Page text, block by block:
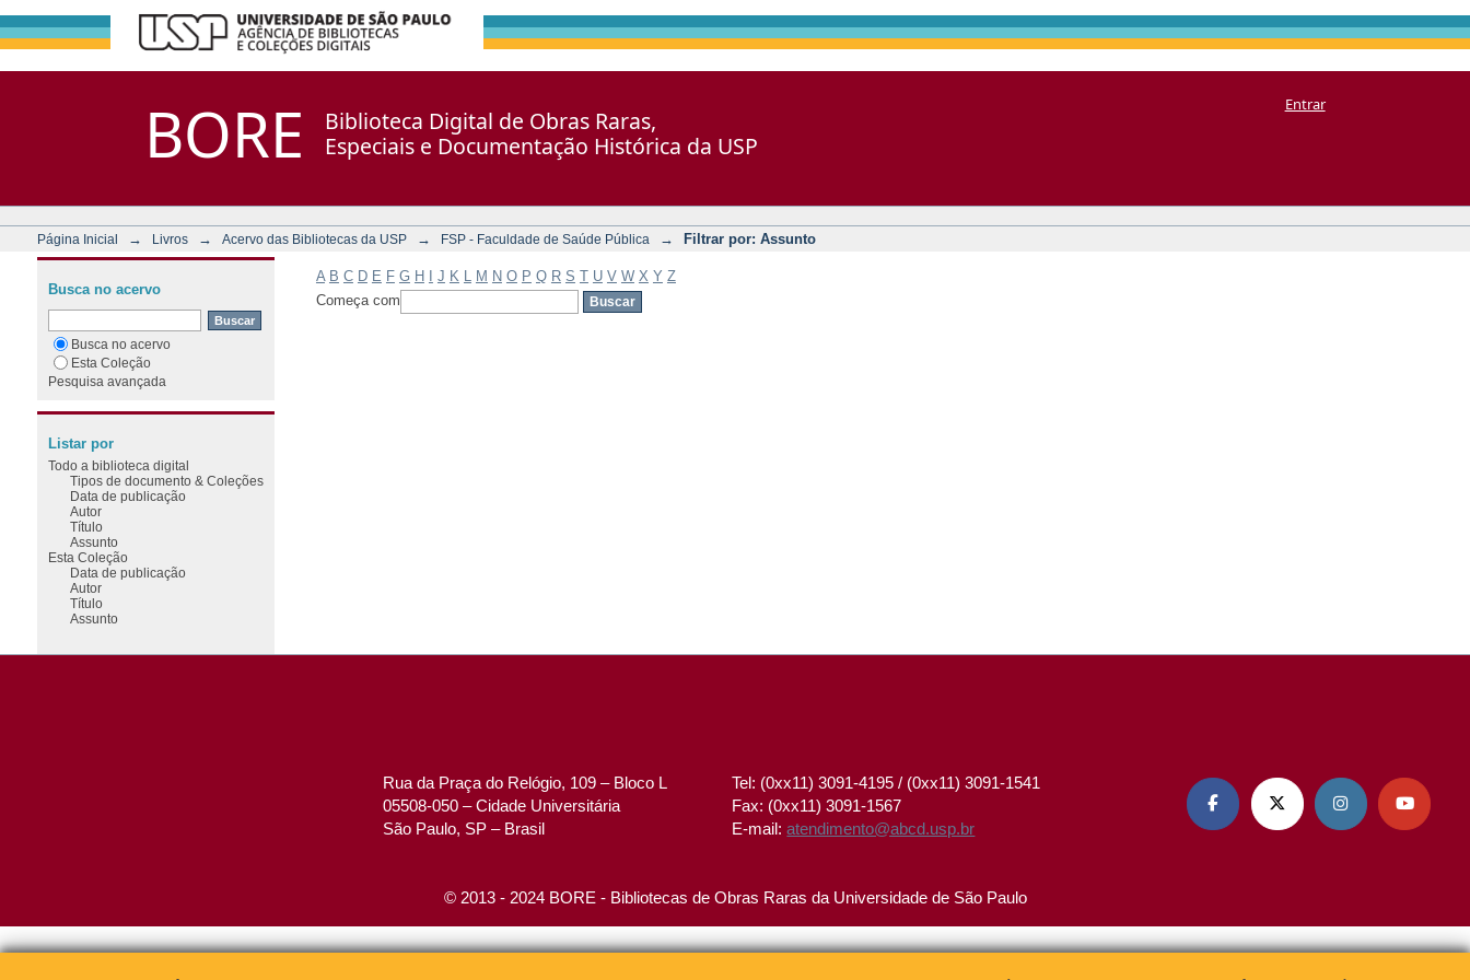
BORE
Biblioteca Digital de Obras Raras,
Especiais e Documentação Histórica da USP
Entrar
Página Inicial → Livros → Acervo das Bibliotecas da USP → FSP - Faculdade de Saúde Pública → Filtrar por: Assunto
A B C D E F G H J K M N O P Q R S T U V W X Y Z
Começa com
Busca no acervo
Busca no acervo
Esta Coleção
Pesquisa avançada
Listar por
Todo a biblioteca digital
Tipos de documento & Coleções
Data de publicação
Autor
Título
Assunto
Esta Coleção
Data de publicação
Autor
Título
Assunto
Rua da Praça do Relógio, 109 – Bloco L
05508-050 – Cidade Universitária
São Paulo, SP – Brasil
Tel: (0xx11) 3091-4195 / (0xx11) 3091-1541
Fax: (0xx11) 3091-1567
E-mail:atendimento@abcd.usp.br
   
© 2013 - 2024 BORE - Bibliotecas de Obras Raras da Universidade de São Paulo